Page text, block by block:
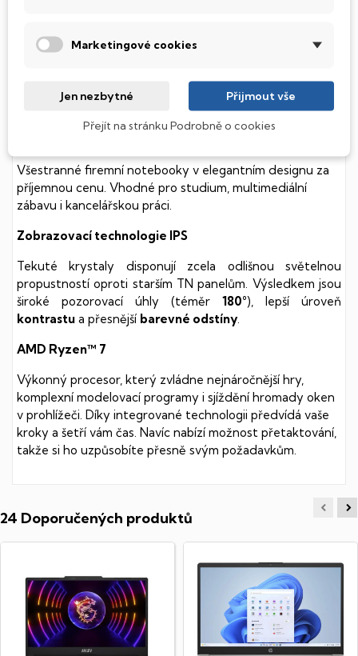
Podsvícená klávesnice
klávesy tak, aby byly krásně čitelné i během temné noci,
stále však decentně, aby nikterak nedráždily Váš zrak.
Všestranné firemní notebooky v elegantním designu za
příjemnou cenu. Vhodné pro studium, multimediální
zábavu i kancelářskou práci.
Zobrazovací technologie IPS
Tekuté krystaly disponují zcela odlišnou světelnou
propustností oproti starším TN panelům. Výsledkem jsou
široké pozorovací úhly (téměr 180°), lepší úroveň
kontrastu a přesnější barevné odstíny
AMD Ryzen™ 7
Výkonný procesor, který zvládne nejnáročnější hry,
komplexní modelovací programy i sjíždění hromady oken
v prohlížeči. Díky integrované technologii předvídá vaše
kroky a šetří vám čas. Navíc nabízí možnost přetaktování,
takže si ho uzpůsobíte přesně svým požadavkům.
24 Doporučených produktů
Marketingové cookies
Jen nezbytné Přijmout vše
Přejít na stránku Podrobně o cookies